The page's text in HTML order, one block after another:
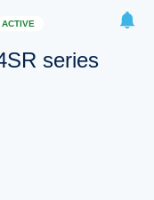
ACTIVE
series